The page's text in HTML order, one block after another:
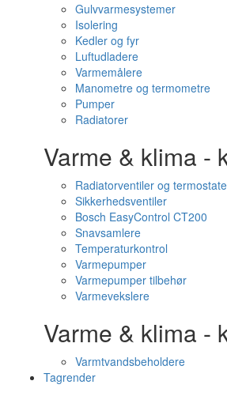
Gulvvarmesystemer
Isolering
Kedler og fyr
Luftudladere
Varmemålere
Manometre og termometre
Pumper
Radiatorer
Varme & klima -
Radiatorventiler og
Sikkerhedsventiler
Bosch EasyControl CT200
Snavsamlere
Temperaturkontrol
Varmepumper
Varmepumper tilbehør
Varmevekslere
Varme & klima -
Varmtvandsbeholdere
Tagrender